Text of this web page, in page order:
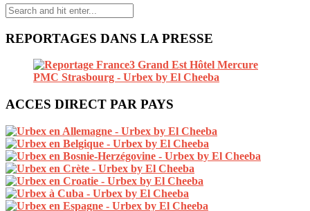
REPORTAGES DANS LA PRESSE
ACCES DIRECT PAR PAYS